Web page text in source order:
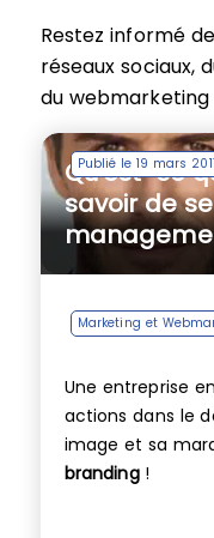
Restez informé
réseaux sociaux,
du webmarketing
Publié le 19 mars
Qu’est-ce
savoir de
Marketing et
Une entreprise
actions dans le
image et sa
branding!